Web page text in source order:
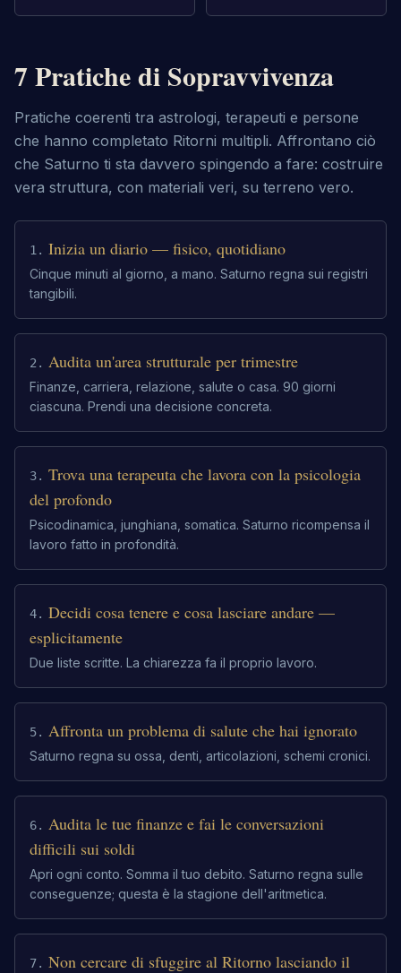
7 Pratiche di Sopravvivenza
Pratiche coerenti tra astrologi, terapeuti e persone
che hanno completato Ritorni multipli. Affrontano ciò
che Saturno ti sta davvero spingendo a fare: costruire
vera struttura, con materiali veri, su terreno vero.
1 . Inizia un diario — fisico, quotidiano
Cinque minuti al giorno, a mano. Saturno regna sui registri
tangibili.
2 . Audita un'area strutturale per trimestre
Finanze, carriera, relazione, salute o casa. 90 giorni
ciascuna. Prendi una decisione concreta.
3. Trova una terapeuta che lavora con la psicologia
del profondo
Psicodinamica, junghiana, somatica. Saturno ricompensa il
lavoro fatto in profondità.
4. Decidi cosa tenere e cosa lasciare andare —
esplicitamente
Due liste scritte. La chiarezza fa il proprio lavoro.
5. Affronta un problema di salute che hai ignorato
Saturno regna su ossa, denti, articolazioni, schemi cronici.
6. Audita le tue finanze e fai le conversazioni
difficili sui soldi
Apri ogni conto. Somma il tuo debito. Saturno regna sulle
conseguenze; questa è la stagione dell'aritmetica.
7. Non cercare di sfuggire al Ritorno lasciando il